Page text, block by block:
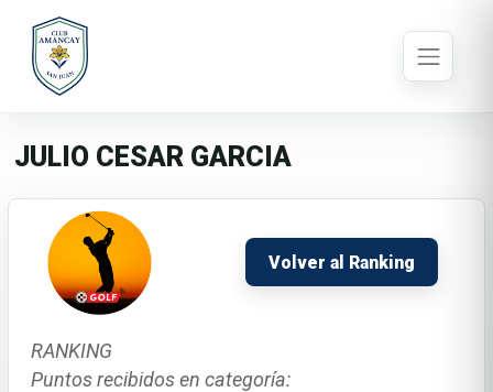
JULIO CESAR GARCIA
Volver al Ranking
RANKING
Puntos recibidos en categoría: